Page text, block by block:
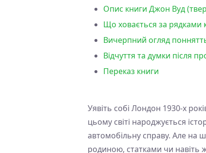
Опис книги Джон Вуд
Що ховається за рядками
Вичерпний огляд
Відчуття та думки після
Переказ книги
Уявіть собі Лондон 1930-х
цьому світі народжується
автомобільну справу. Але на
родиною, статками чи навіть